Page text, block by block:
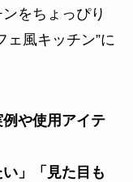
をちょっぴり
ェ風キッチン”に
や使用アイテ
」「見た目も